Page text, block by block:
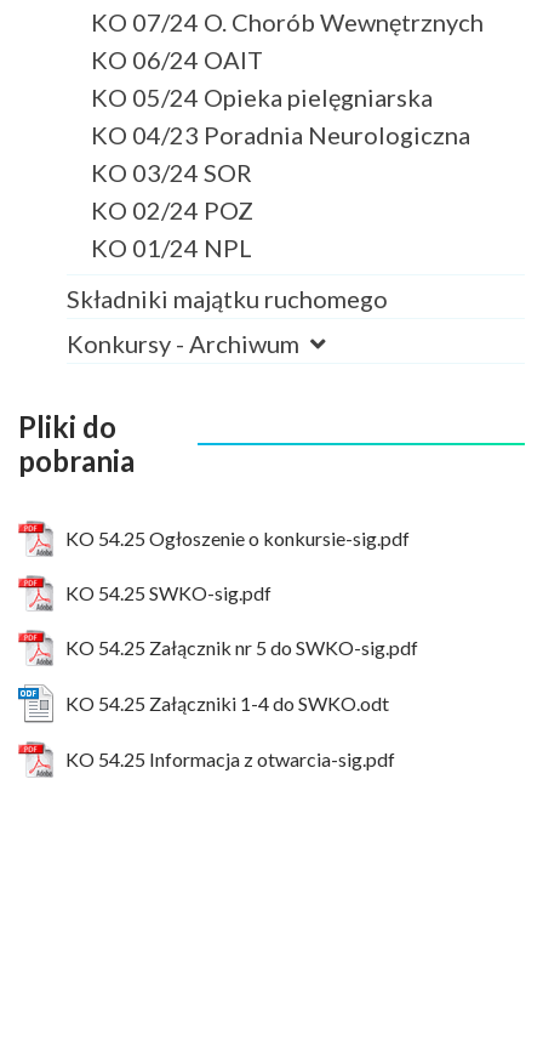
KO 07/24 O. Chorób Wewnętrznych
KO 06/24 OAIT
KO 05/24 Opieka pielęgniarska
KO 04/23 Poradnia Neurologiczna
KO 03/24 SOR
KO 02/24 POZ
KO 01/24 NPL
Składniki majątku ruchomego
Konkursy - Archiwum
Pliki do
pobrania
KO 54.25 Ogłoszenie o konkursie-sig.pdf
KO 54.25 SWKO-sig.pdf
KO 54.25 Załącznik nr 5 do SWKO-sig.pdf
KO 54.25 Załączniki 1-4 do SWKO.odt
KO 54.25 Informacja z otwarcia-sig.pdf